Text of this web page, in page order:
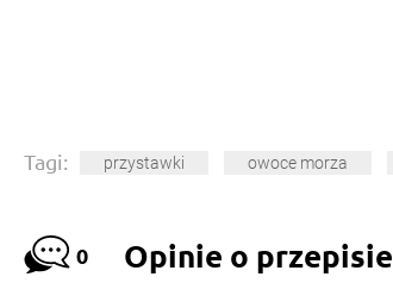
Tagi: przystawki owoce morza
0 Opinie o przepisie